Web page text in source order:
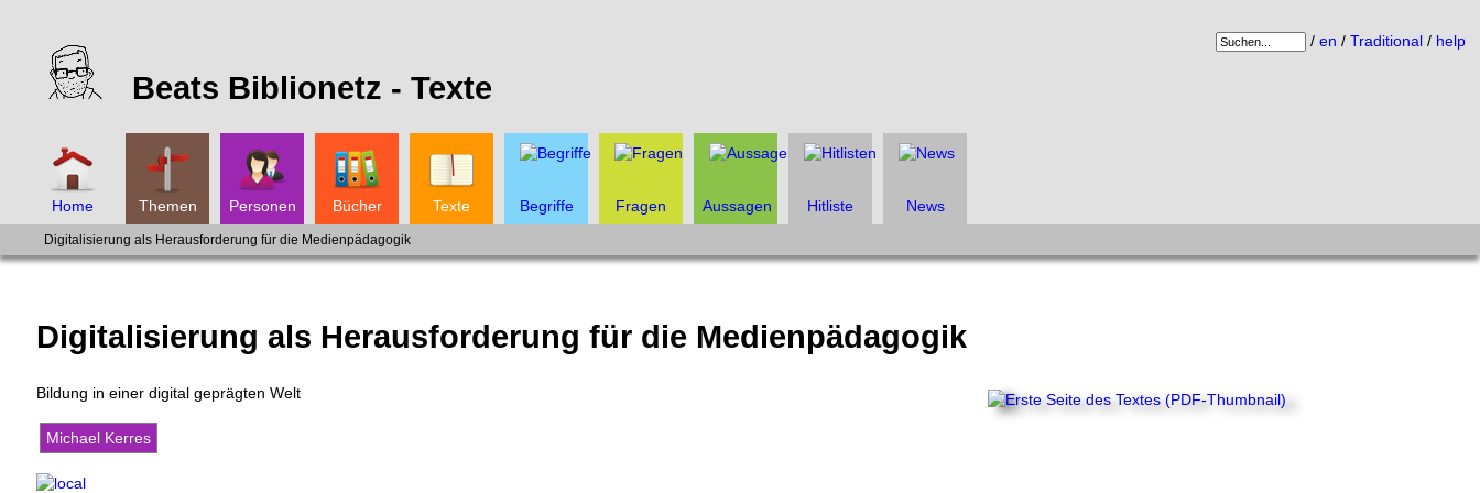
/ en / Traditional/ help
Beats Biblionetz - Texte
Home Themen Personen Bücher Texte Begriffe Fragen Aussagen Hitliste News
Digitalisierung als Herausforderung für die Medienpädagogik
Digitalisierung als Herausforderung für die Medienpädagogik
Bildung in einer digital geprägten Welt
Michael Kerres